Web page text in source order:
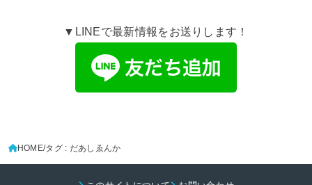
▼LINEで最新情報をお送りします！
HOME タグ : だあしゑんか